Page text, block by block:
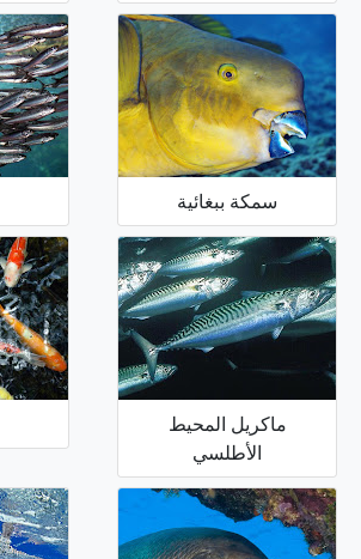
سمكة ببغائية
ماكريل المحيط
الأطلسي